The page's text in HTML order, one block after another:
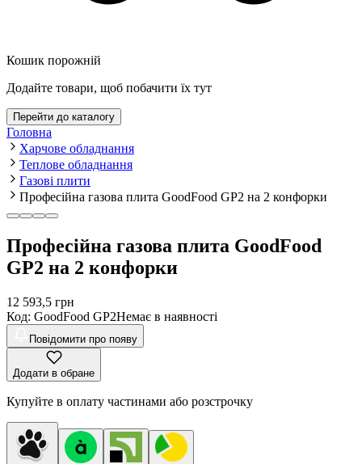
Кошик порожній
Додайте товари, щоб побачити їх тут
Перейти до каталогу
Головна
Харчове обладнання
Теплове обладнання
Газові плити
Професійна газова плита GoodFood GP2 на 2 конфорки
Професійна газова плита GoodFood
GP2 на 2 конфорки
12 593,5 грн
Код: GoodFood GP2Немає в наявності
Повідомити про появу
Додати в обране
Купуйте в оплату частинами або розстрочку